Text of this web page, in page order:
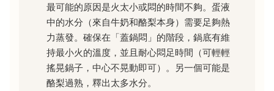
最可能的原因是火太小或悶的時間不夠。蛋液
中的水分（來自牛奶和酪梨本身）需要足夠熱
力蒸發。確保在「蓋鍋悶」的階段，鍋底有維
持最小火的溫度，並且耐心悶足時間（可輕輕
搖晃鍋子，中心不晃動即可）。另一個可能是
酪梨過熟，釋出太多水分。